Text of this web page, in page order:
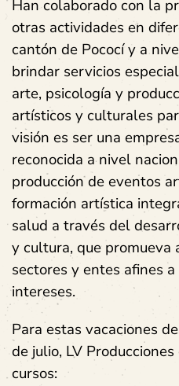
Han colaborado con la
otras actividades en
cantón de Pococí y a
brindar servicios
arte, psicología y
artísticos y culturales
visión es ser una
reconocida a nivel
producción de eventos
formación artística
salud a través del
y cultura, que promueva
sectores y entes afines
intereses.
Para estas vacaciones
de julio, LV
cursos: